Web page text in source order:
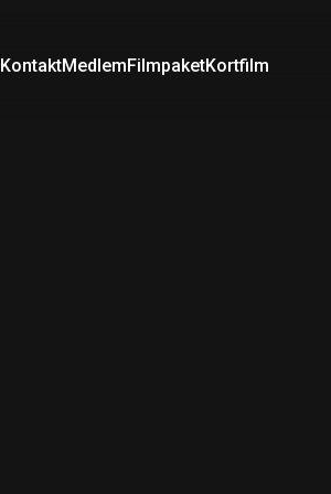
KontaktMedlemFilmpaketKortfilm